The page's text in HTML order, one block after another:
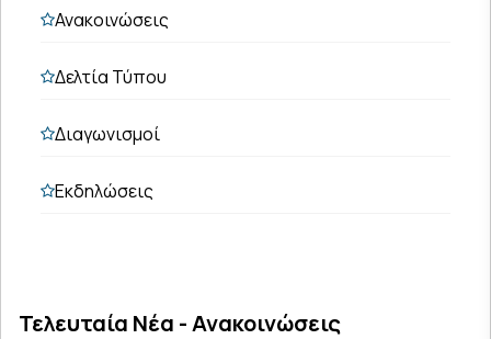
Ανακοινώσεις
Δελτία Τύπου
Διαγωνισμοί
Εκδηλώσεις
Τελευταία Νέα - Ανακοινώσεις